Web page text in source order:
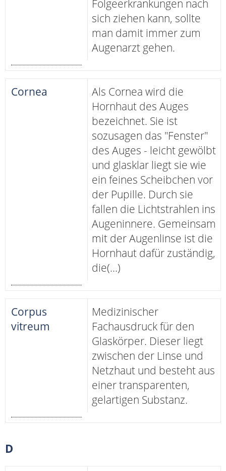
Folgeerkrankungen nach
sich ziehen kann, sollte
man damit immer zum
Augenarzt gehen.
Cornea
Als Cornea wird die
Hornhaut des Auges
bezeichnet. Sie ist
sozusagen das "Fenster"
des Auges - leicht gewölbt
und glasklar liegt sie wie
ein feines Scheibchen vor
der Pupille. Durch sie
fallen die Lichtstrahlen ins
Augeninnere. Gemeinsam
mit der Augenlinse ist die
Hornhaut dafür zuständig,
die(...)
Corpus
vitreum
Medizinischer
Fachausdruck für den
Glaskörper. Dieser liegt
zwischen der Linse und
Netzhaut und besteht aus
einer transparenten,
gelartigen Substanz.
D